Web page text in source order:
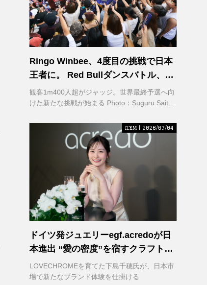
Ringo Winbee、4度目の挑戦で日本
王者に。 Red Bullダンスバトル、六
本木で熱狂
観客1m400人超がジャッジ。世界最終予選へ向
けた新たな挑戦が始まる Photo：Suguru Saito /
ITEM | 2026/07/04
ドイツ発ジュエリーegf.acredoが日
本進出 “愛の密度”を宿すクラフトマ
ンシップ
LOVECHROMEを育てた下島千穂氏が、日本市
場で新たなブランド体験を仕掛ける